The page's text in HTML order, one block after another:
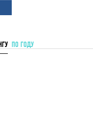
ПО ГОДУ